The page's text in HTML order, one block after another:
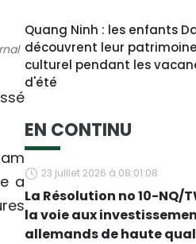
a
Quang Ninh : les enfants
découvrent leur patrimoine
culturel pendant les
d'été
EN CONTINU
23 juillet 2026 à 08:01:08
La Résolution no 10-NQ/
la voie aux
allemands de haute